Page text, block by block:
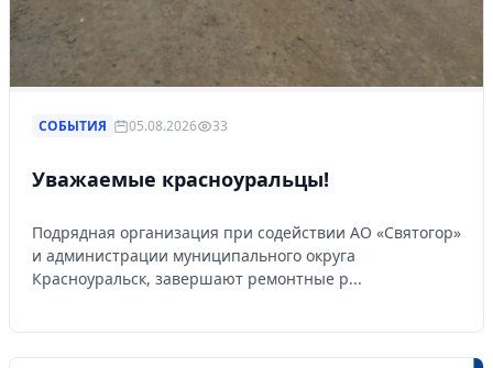
СОБЫТИЯ 05.08.2026 33
Уважаемые красноуральцы!
Подрядная организация при содействии АО «Святогор»
и администрации муниципального округа
Красноуральск, завершают ремонтные р...